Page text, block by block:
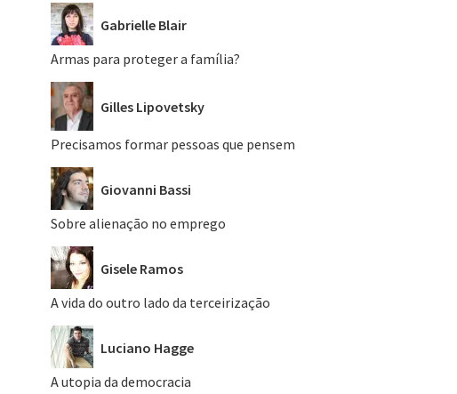
Gabrielle Blair
Armas para proteger a família?
Gilles Lipovetsky
Precisamos formar pessoas que pensem
Giovanni Bassi
Sobre alienação no emprego
Gisele Ramos
A vida do outro lado da terceirização
Luciano Hagge
A utopia da democracia